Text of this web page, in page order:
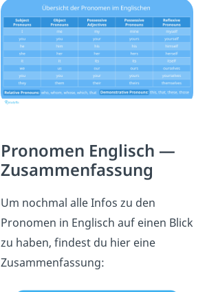
Pronomen Englisch —
Zusammenfassung
Um nochmal alle Infos zu den
Pronomen in Englisch auf einen Blick
zu haben, findest du hier eine
Zusammenfassung: